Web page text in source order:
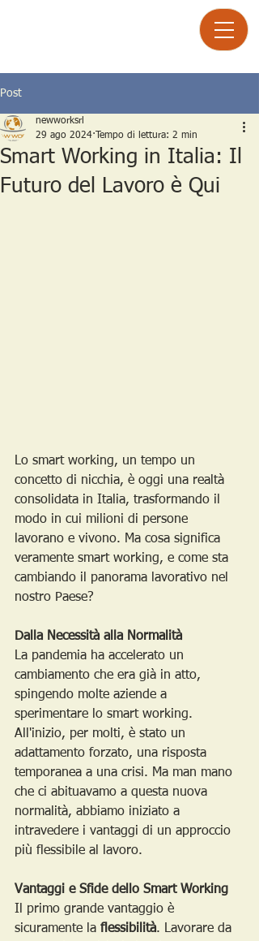
Post
Smart Working in Italia: Il
Futuro del Lavoro è Qui
newworksrl
29 ago 2024
Tempo di lettura: 2 min
Lo smart working, un tempo un
concetto di nicchia, è oggi una realtà
consolidata in Italia, trasformando il
modo in cui milioni di persone
lavorano e vivono. Ma cosa significa
veramente smart working, e come sta
cambiando il panorama lavorativo nel
nostro Paese?
Dalla Necessità alla Normalità
La pandemia ha accelerato un
cambiamento che era già in atto,
spingendo molte aziende a
sperimentare lo smart working.
All'inizio, per molti, è stato un
adattamento forzato, una risposta
temporanea a una crisi. Ma man mano
che ci abituavamo a questa nuova
normalità, abbiamo iniziato a
intravedere i vantaggi di un approccio
più flessibile al lavoro.
Vantaggi e Sfide dello Smart Working
Il primo grande vantaggio è
sicuramente la flessibilità. Lavorare da